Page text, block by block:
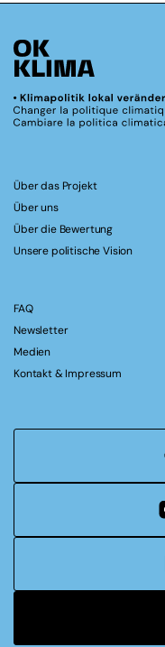
Über das Projekt
Über uns
Über die Bewertung
Unsere politische Vision
FAQ
Newsletter
Medien
Kontakt & Impressum